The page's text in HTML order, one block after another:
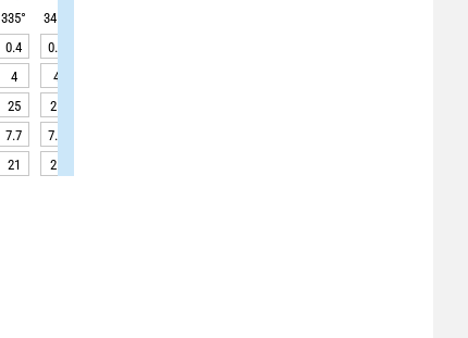
335° 345
0.4 0.4
4 4
25 25
7.7 7.2
21 21